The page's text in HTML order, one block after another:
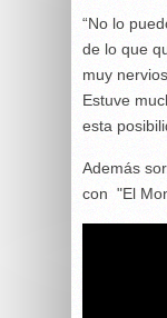
“No lo
de lo que
muy
Estuve
esta
Además
con "El